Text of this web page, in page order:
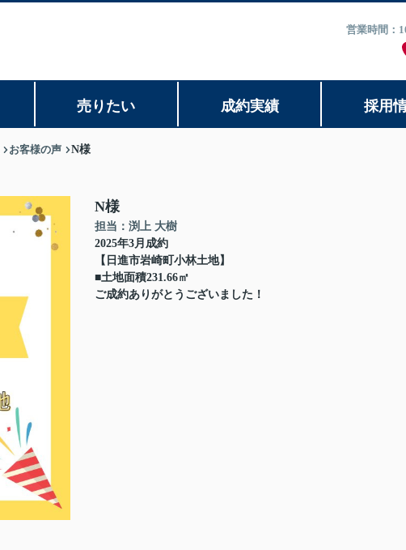
営業時間：
売りたい 成約実績 採用
お客様の声 N様
N様
担当：渕上 大樹
2025年3月成約
【日進市岩崎町小林土地】
■土地面積231.66㎡
ご成約ありがとうございました！